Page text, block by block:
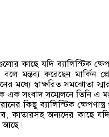
কাছে যদি ব্যালিস্টিক
মন্তব্য করেছেন মার্কিন
মধ্যে স্বাক্ষরিত সমঝোতা
এক সংবাদ সম্মেলনে তিনি এ
কিছু ব্যালিস্টিক
,কাতারসহ অন্যদের কাছে
আছে।